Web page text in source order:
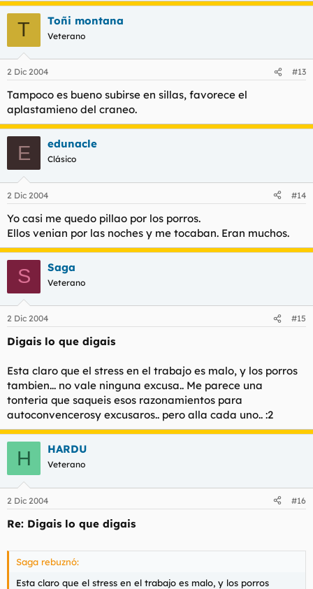
T Toñi montana
Veterano
2 Dic 2004 #13
Tampoco es bueno subirse en sillas, favorece el
aplastamieno del craneo.
E edunacle
Clásico
2 Dic 2004 #14
Yo casi me quedo pillao por los porros.
Ellos venian por las noches y me tocaban. Eran muchos.
S Saga
Veterano
2 Dic 2004 #15
Digais lo que digais
Esta claro que el stress en el trabajo es malo, y los porros
tambien... no vale ninguna excusa.. Me parece una
tonteria que saqueis esos razonamientos para
autoconvencerosy excusaros.. pero alla cada uno.. :2
H HARDU
Veterano
2 Dic 2004 #16
Re: Digais lo que digais
Saga rebuznó:
Esta claro que el stress en el trabajo es malo, y los porros